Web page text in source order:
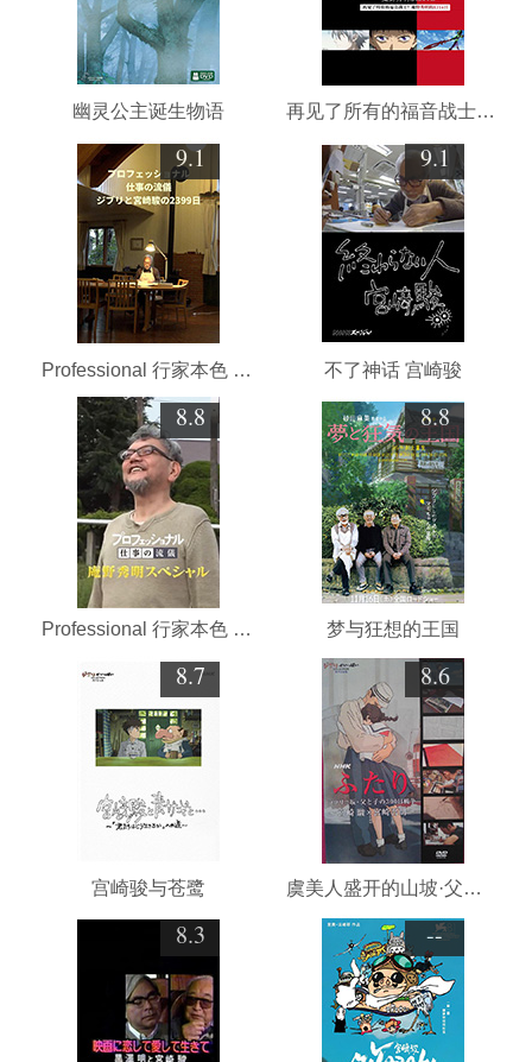
幽灵公主诞生物语 再见了所有的福音战士～庵野秀明的1214日～
9.1
Professional 行家本色 吉卜力与宫崎骏的2399天
9.1
不了神话 宫崎骏
8.8
Professional 行家本色 庵野秀明特别篇
8.8
梦与狂想的王国
8.7
宫崎骏与苍鹭
8.6
虞美人盛开的山坡·父与子300天的战争
8.3 --